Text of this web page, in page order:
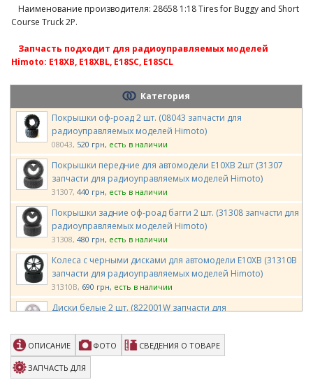
Наименование производителя: 28658 1:18 Tires for Buggy and Short
Course Truck 2P.
Запчасть подходит для радиоуправляемых моделей
Himoto: E18XB, E18XBL, E18SC, E18SCL
Категория
Покрышки оф-роад 2 шт. (08043 запчасти для
радиоуправляемых моделей Himoto)
08043 520 грн есть в наличии
Покрышки передние для автомодели E10XB 2шт (31307
запчасти для радиоуправляемых моделей Himoto)
31307 440 грн есть в наличии
Покрышки задние оф-роад багги 2 шт. (31308 запчасти для
радиоуправляемых моделей Himoto)
31308 480 грн есть в наличии
Колеса с черными дисками для автомодели E10XB (31310B
запчасти для радиоуправляемых моделей Himoto)
31310B 690 грн есть в наличии
Диски белые 2 шт. (822001W запчасти для
822001W 440 грн есть в наличии
Вставки пороллоновые в покрышки для шоссейных
автомоделей 1:16 (82831 запчасти для радиоуправляемых
моделей Himoto)
ОПИСАНИЕ ФОТО СВЕДЕНИЯ О ТОВАРЕ
ЗАПЧАСТЬ ДЛЯ